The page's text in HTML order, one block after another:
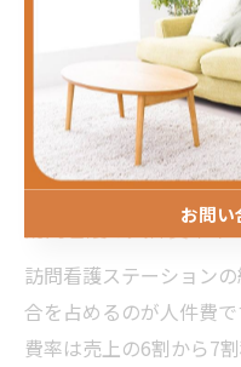
すさの両立につながる
訪問看護の人
訪問看護の人件費率平
訪問看護ステーション
合を占めるのが人件費
費率は売上の6割から7
お問
お問い